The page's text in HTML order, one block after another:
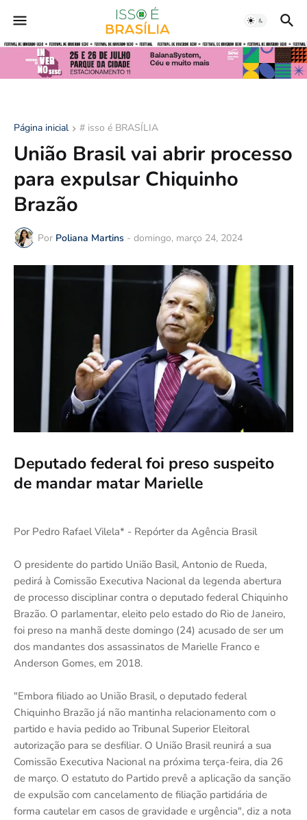
Página inicial # isso é BRASÍLIA
União Brasil vai abrir processo
para expulsar Chiquinho
Brazão
Por Poliana Martins - domingo, março 24, 2024
Deputado federal foi preso suspeito
de mandar matar Marielle
Por Pedro Rafael Vilela* - Repórter da Agência Brasil
O presidente do partido União Basil, Antonio de Rueda,
pedirá à Comissão Executiva Nacional da legenda abertura
de processo disciplinar contra o deputado federal Chiquinho
Brazão. O parlamentar, eleito pelo estado do Rio de Janeiro,
foi preso na manhã deste domingo (24) acusado de ser um
dos mandantes dos assassinatos de Marielle Franco e
Anderson Gomes, em 2018.
"Embora filiado ao União Brasil, o deputado federal
Chiquinho Brazão já não mantinha relacionamento com o
partido e havia pedido ao Tribunal Superior Eleitoral
autorização para se desfiliar. O União Brasil reunirá a sua
Comissão Executiva Nacional na próxima terça-feira, dia 26
de março. O estatuto do Partido prevê a aplicação da sanção
de expulsão com cancelamento de filiação partidária de
forma cautelar em casos de gravidade e urgência", diz a nota